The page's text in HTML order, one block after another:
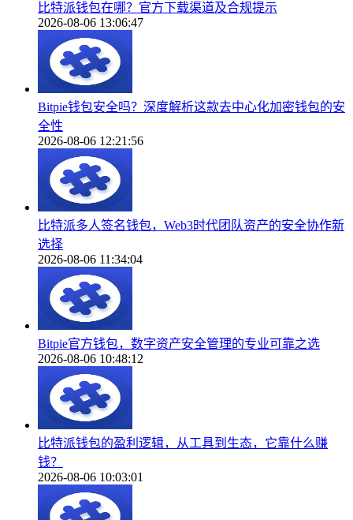
比特派钱包在哪？官方下载渠道及合规提示
2026-08-06 13:06:47
Bitpie钱包安全吗？深度解析这款去中心化加密钱包的安
全性
2026-08-06 12:21:56
比特派多人签名钱包，Web3时代团队资产的安全协作新
选择
2026-08-06 11:34:04
Bitpie官方钱包，数字资产安全管理的专业可靠之选
2026-08-06 10:48:12
比特派钱包的盈利逻辑，从工具到生态，它靠什么赚
钱？
2026-08-06 10:03:01